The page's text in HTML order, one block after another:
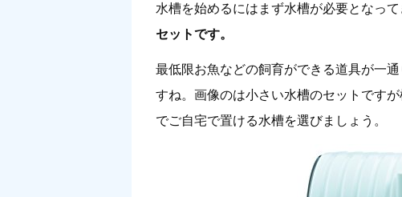
水槽を始めるにはまず水槽が必要となっ
セットです。
最低限お魚などの飼育ができる道具が一
すね。画像のは小さい水槽のセットです
でご自宅で置ける水槽を選びましょう。